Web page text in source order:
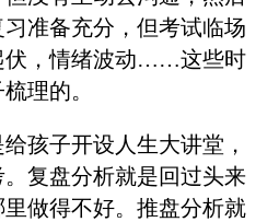
准备充分，但考试临场
伏，情绪波动……这些时
理的。
孩子开设人生大讲堂，
复盘分析就是回过头来
做得不好。推盘分析就